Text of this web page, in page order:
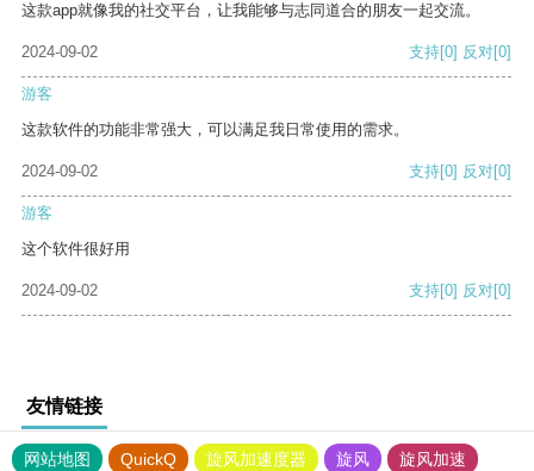
这款app就像我的社交平台，让我能够与志同道合的朋友一起交流。
2024-09-02 支持[0] 反对[0]
游客
这款软件的功能非常强大，可以满足我日常使用的需求。
2024-09-02 支持[0] 反对[0]
游客
这个软件很好用
2024-09-02 支持[0] 反对[0]
友情链接
网站地图 QuickQ 旋风加速度器 旋风
旋风加速